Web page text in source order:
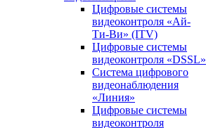
Цифровые системы
видеоконтроля «Ай-
Ти-Ви» (ITV)
Цифровые системы
видеоконтроля «DSSL»
Система цифрового
видеонаблюдения
«Линия»
Цифровые системы
видеоконтроля